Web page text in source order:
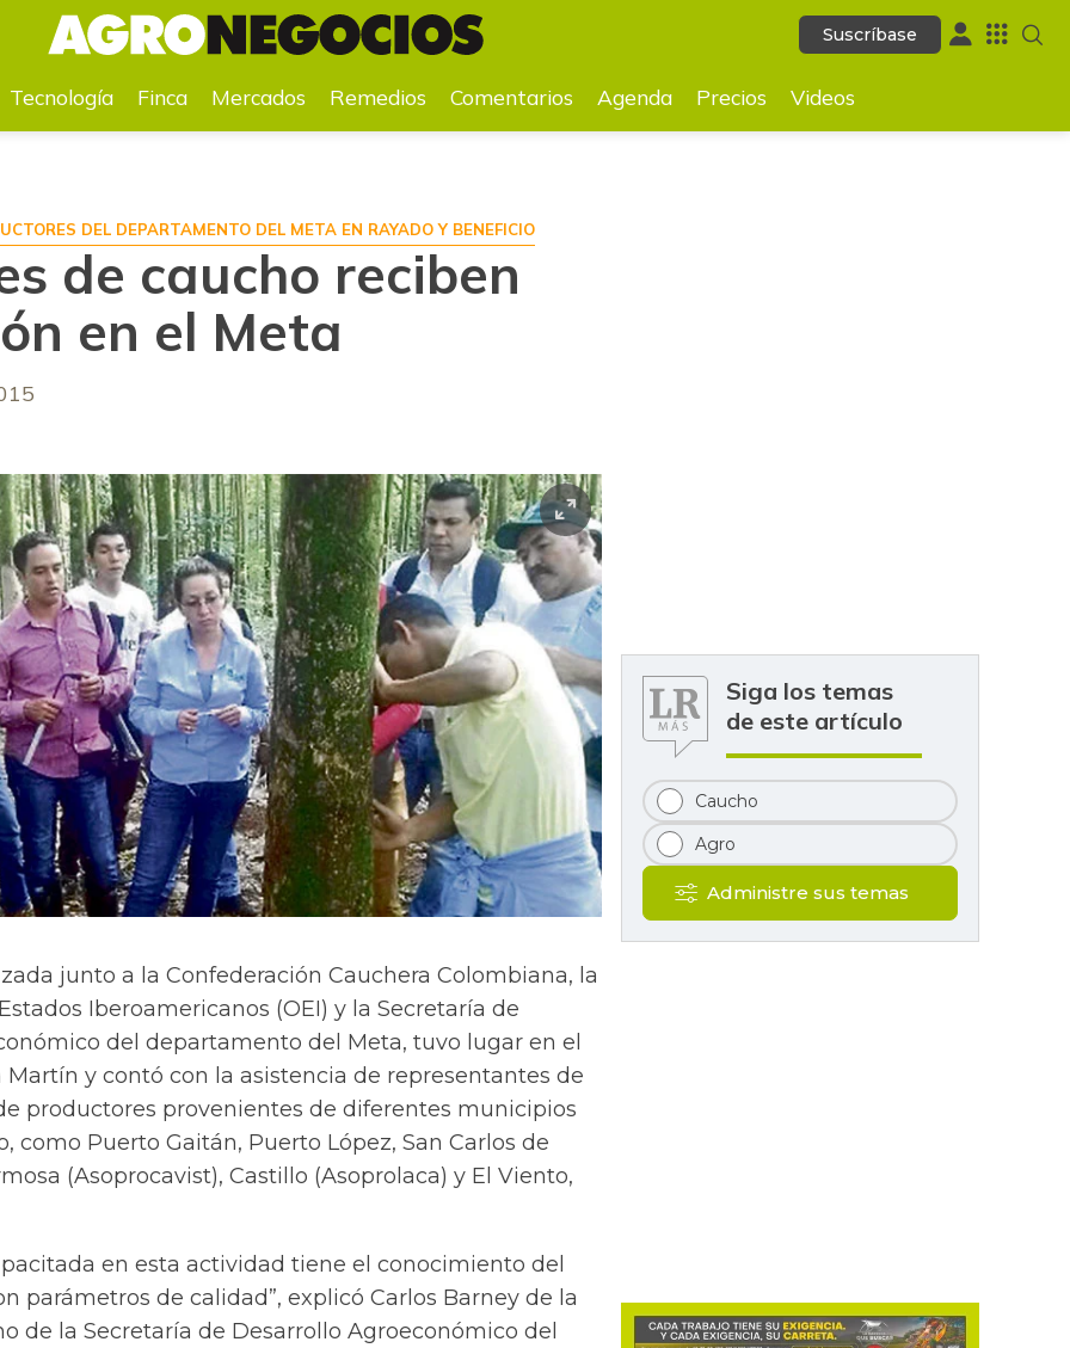
Suscríbase
Meta
Suscríbase
Tecnología Finca Mercados Remedios Comentarios Agenda Precios Videos
DEL DEPARTAMENTO DEL META EN RAYADO Y BENEFICIO
de caucho reciben
en el Meta
junto a la Confederación Cauchera Colombiana, la
Iberoamericanos (OEI) y la Secretaría de
del departamento del Meta, tuvo lugar en el
y contó con la asistencia de representantes de
productores provenientes de diferentes municipios
como Puerto Gaitán, Puerto López, San Carlos de
(Asoprocavist), Castillo (Asoprolaca) y El Viento,
en esta actividad tiene el conocimiento del
parámetros de calidad”, explicó Carlos Barney de la
de la Secretaría de Desarrollo Agroeconómico del
Siga los temas
de este artículo
Caucho
Agro
Administre sus temas